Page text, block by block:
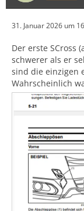
31. Januar 2026 um
Der erste SCross
schwerer als er
sind die einzigen
Wahrscheinlich